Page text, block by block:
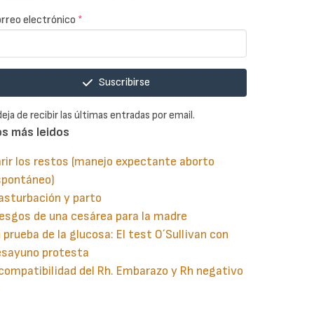
electrónico *
Suscribirse
de recibir las últimas entradas por email.
más leidos
los restos (manejo expectante aborto
y parto
de una cesárea para la madre
prueba de la glucosa: El test O´Sullivan con
protesta
del Rh. Embarazo y Rh negativo